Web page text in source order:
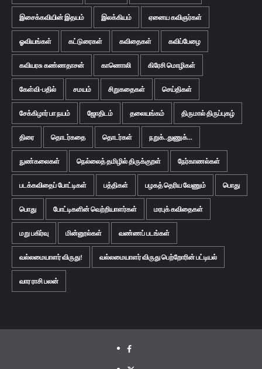
இசைக்கவியின் இதயம் இலக்கியம் ஏனைய கவிஞர்கள்
ஓவியங்கள் கட்டுரைகள் கவிதைகள் கவிப்பேழை
கவியரசு கண்ணதாசன் காணொலி கிரேசி மொழிகள்
கேள்வி-பதில் சமயம் சிறுகதைகள் செய்திகள்
சேக்கிழார் பா நயம் ஜோதிடம் தலையங்கம் திருமால் திருப்புகழ்
திரை தொடர்கதை தொடர்கள் நறுக்..துணுக்...
நுண்கலைகள் நெல்லைத் தமிழில் திருக்குறள் நேர்காணல்கள்
படக்கவிதைப் போட்டிகள் பத்திகள் பழகத் தெரிய வேணும் பொது
பொது போட்டிகளின் வெற்றியாளர்கள் மரபுக் கவிதைகள்
மறு பகிர்வு மின்னூல்கள் வண்ணப் படங்கள்
வல்லமையாளர் விருது! வல்லமையாளர் விருது பெற்றோரின் பட்டியல்
வார ராசி பலன்
Facebook